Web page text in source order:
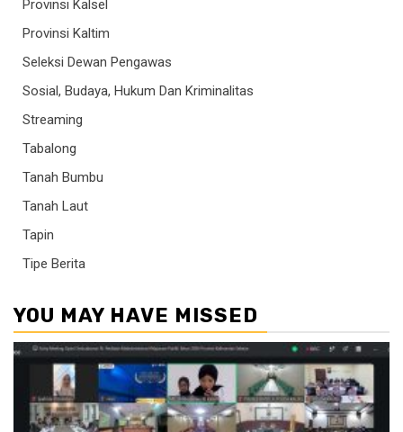
Provinsi Kalsel
Provinsi Kaltim
Seleksi Dewan Pengawas
Sosial, Budaya, Hukum Dan Kriminalitas
Streaming
Tabalong
Tanah Bumbu
Tanah Laut
Tapin
Tipe Berita
YOU MAY HAVE MISSED